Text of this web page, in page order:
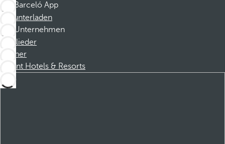
Barceló App
Herunterladen
Unternehmen
Mitglieder
Partner
Dorint Hotels & Resorts